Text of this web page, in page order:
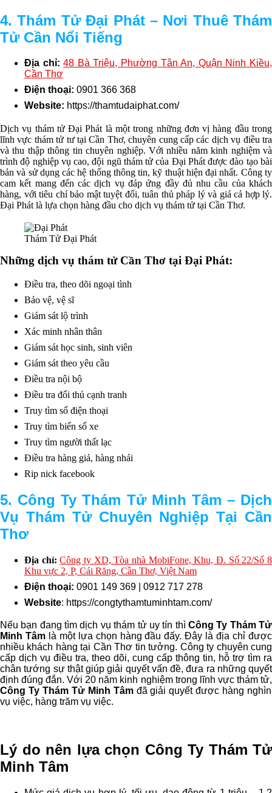
4. Thám Tử Đại Phát– Nơi Thuê Thám
Tử Cần Nổi Tiếng
Địa chỉ:48 Bà Triệu, Phường Tân An, Quận Ninh Kiều,
Cần Thơ
Điện thoại: 0901 366 368
Website: https://thamtudaiphat.com/
Dịch vụ thám tử Đại Phát là một trong những đơn vị hàng đầu trong
lĩnh vực thám tử tư tại Cần Thơ, chuyên cung cấp các dịch vụ điều tra
và thu thập thông tin chuyên nghiệp. Với nhiều năm kinh nghiệm và
trình độ nghiệp vụ cao, đội ngũ thám tử của Đại Phát được đào tạo bài
bản và sử dụng các hệ thống thông tin, kỹ thuật hiện đại nhất. Công ty
cam kết mang đến các dịch vụ đáp ứng đầy đủ nhu cầu của khách
hàng, với tiêu chí bảo mật tuyệt đối, tuân thủ pháp lý và giá cả hợp lý.
Đại Phát là lựa chọn hàng đầu cho dịch vụ thám tử tại Cần Thơ.
Thám Tử Đại Phát
Những dịch vụ thám tử Cần Thơ tại Đại Phát:
Điều tra, theo dõi ngoại tình
Bảo vệ, vệ sĩ
Giám sát lộ trình
Xác minh nhân thân
Giám sát học sinh, sinh viên
Giám sát theo yêu cầu
Điều tra nội bộ
Điều tra đối thủ cạnh tranh
Truy tìm số điện thoại
Truy tìm biển số xe
Truy tìm người thất lạc
Điều tra hàng giả, hàng nhái
Rip nick facebook
5. Công Ty Thám Tử Minh Tâm – Dịch
Vụ Thám Tử Chuyên Nghiệp Tại Cần
Thơ
Địa chỉ: Công ty XD, Tòa nhà MobiFone, Khu, Đ. Số 22/Số 8
Khu vực 2, P, Cái Răng, Cần Thơ, Việt Nam
Điện thoại: 0901 149 369
0912 717 278
Website: https://congtythamtuminhtam.com/
Nếu bạn đang tìm dịch vụ thám tử uy tín thì Công Ty Thám Tử
Minh Tâmlà một lựa chọn hàng đầu đấy. Đây là địa chỉ được
nhiều khách hàng tại Cần Thơ tin tưởng. Công ty chuyên cung
cấp dịch vụ điều tra, theo dõi, cung cấp thông tin, hỗ trợ tìm ra
chân tướng sự thật giúp giải quyết vấn đề, đưa ra những quyết
định đúng đắn. Với 20 năm kinh nghiệm trong lĩnh vực thám tử,
Công Ty Thám Tử Minh Tâmđã giải quyết được hàng nghìn
vụ việc, hàng trăm vụ việc.
Lý do nên lựa chọn Công Ty Thám Tử
Minh Tâm